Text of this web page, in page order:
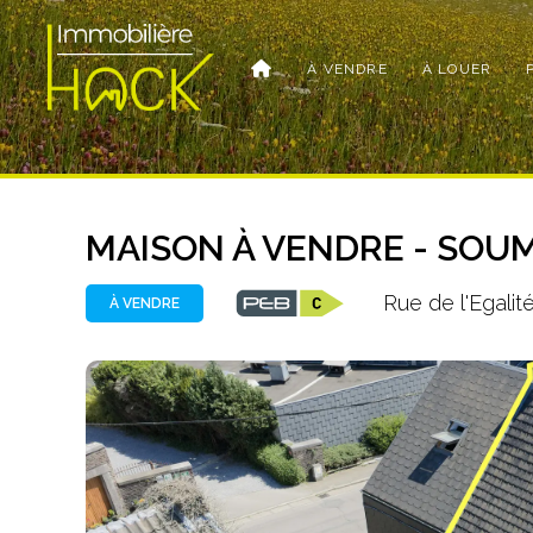
À VENDRE À LOUER
MAISON À VENDRE -
À VENDRE Rue de
Photo
de
l'album